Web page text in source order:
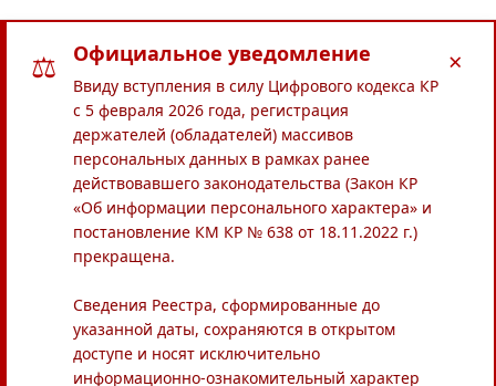
⚖ Официальное уведомление
Ввиду вступления в силу Цифрового кодекса КР
с 5 февраля 2026 года, регистрация
держателей (обладателей) массивов
персональных данных в рамках ранее
действовавшего законодательства (Закон КР
«Об информации персонального характера» и
постановление КМ КР № 638 от 18.11.2022 г.)
прекращена.
Сведения Реестра, сформированные до
указанной даты, сохраняются в открытом
доступе и носят исключительно
информационно-ознакомительный характер
×